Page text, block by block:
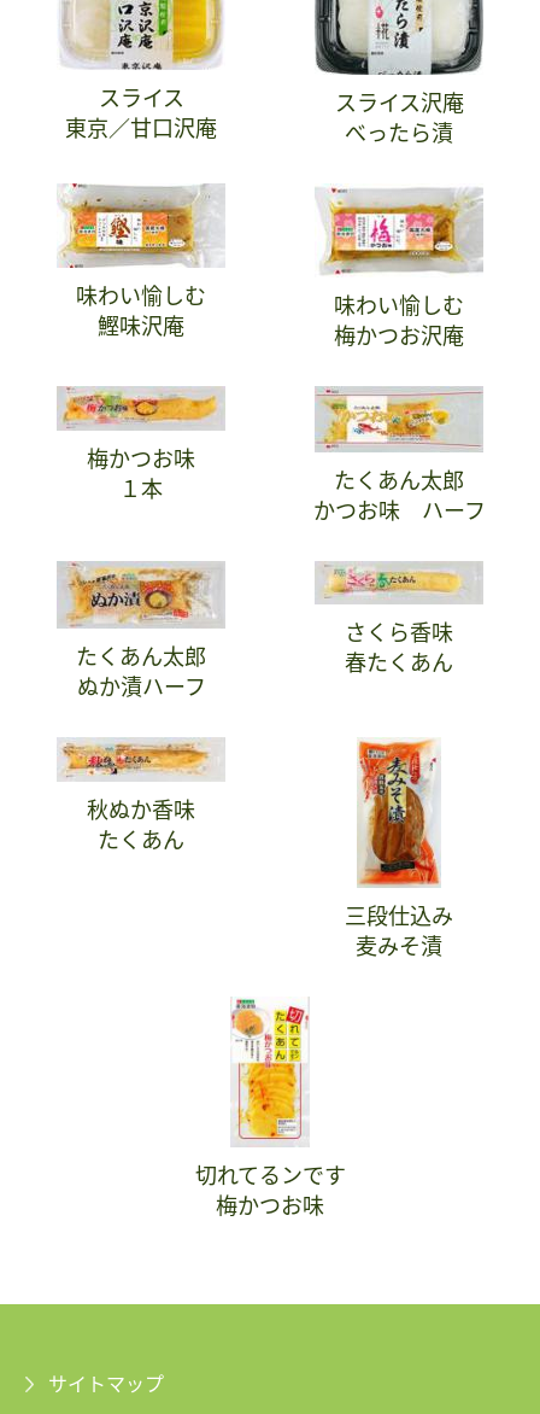
スライス
東京／甘口沢庵
スライス沢庵
べったら漬
味わい愉しむ
鰹味沢庵
味わい愉しむ
梅かつお沢庵
梅かつお味
１本
たくあん太郎
かつお味 ハーフ
たくあん太郎
ぬか漬ハーフ
さくら香味
春たくあん
秋ぬか香味
たくあん
三段仕込み
麦みそ漬
切れてるンです
梅かつお味
サイトマップ